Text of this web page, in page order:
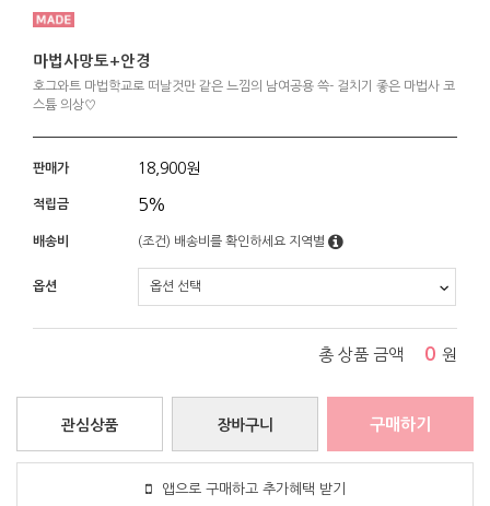
마법사망토+안경
호그와트 마법학교로 떠날것만 같은 느낌의 남여공용 쓱- 걸치기 좋은 마법사 코
스튬 의상♡
판매가 18,900원
적립금 5%
배송비 (조건) 배송비를 확인하세요 지역별
옵션
총 상품 금액 0 원
장바구니
관심상품 구매하기
앱으로 구매하고 추가혜택 받기